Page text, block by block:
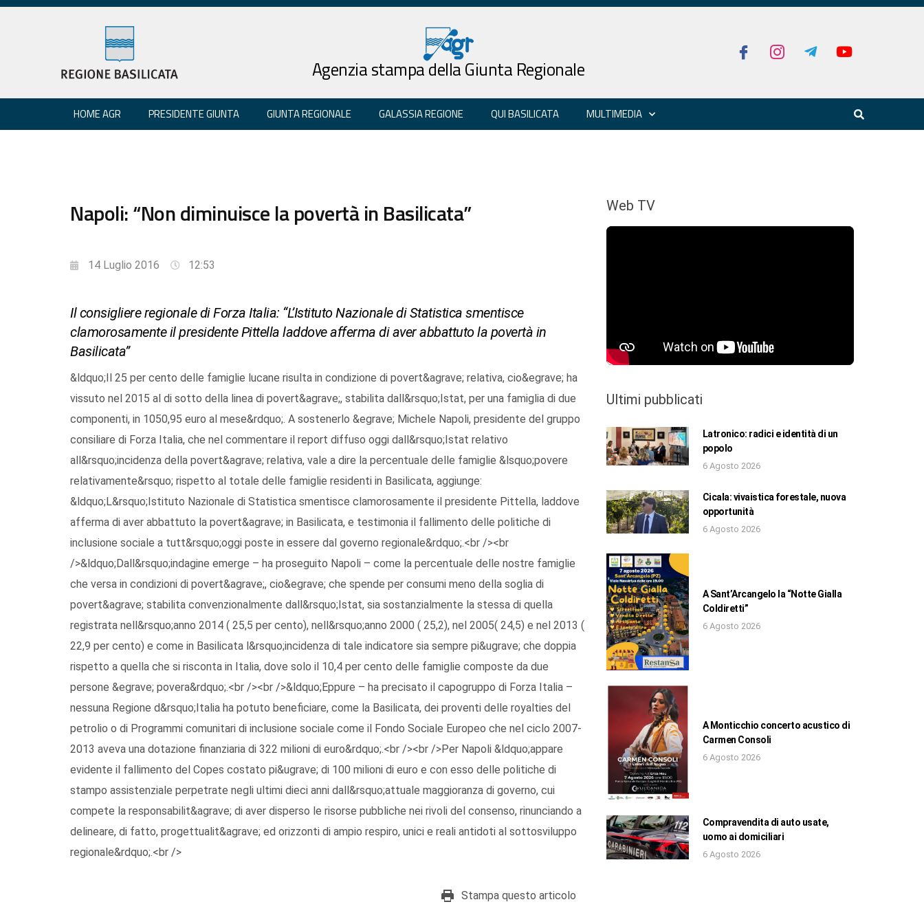
Agenzia stampa della Giunta Regionale
HOME AGR PRESIDENTE GIUNTA GIUNTA REGIONALE GALASSIA REGIONE QUI BASILICATA MULTIMEDIA
Napoli: “Non diminuisce la povertà in Basilicata”
14 Luglio 2016 12:53
Il consigliere regionale di Forza Italia: “L’Istituto Nazionale di Statistica smentisce
clamorosamente il presidente Pittella laddove afferma di aver abbattuto la povertà in
Basilicata”
&ldquo;Il 25 per cento delle famiglie lucane risulta in condizione di povert&agrave; relativa, cio&egrave; ha
vissuto nel 2015 al di sotto della linea di povert&agrave;, stabilita dall&rsquo;Istat, per una famiglia di due
componenti, in 1050,95 euro al mese&rdquo;. A sostenerlo &egrave; Michele Napoli, presidente del gruppo
consiliare di Forza Italia, che nel commentare il report diffuso oggi dall&rsquo;Istat relativo
all&rsquo;incidenza della povert&agrave; relativa, vale a dire la percentuale delle famiglie &lsquo;povere
relativamente&rsquo; rispetto al totale delle famiglie residenti in Basilicata, aggiunge:
&ldquo;L&rsquo;Istituto Nazionale di Statistica smentisce clamorosamente il presidente Pittella, laddove
afferma di aver abbattuto la povert&agrave; in Basilicata, e testimonia il fallimento delle politiche di
inclusione sociale a tutt&rsquo;oggi poste in essere dal governo regionale&rdquo;.<br /><br
/>&ldquo;Dall&rsquo;indagine emerge – ha proseguito Napoli – come la percentuale delle nostre famiglie
che versa in condizioni di povert&agrave;, cio&egrave; che spende per consumi meno della soglia di
povert&agrave; stabilita convenzionalmente dall&rsquo;Istat, sia sostanzialmente la stessa di quella
registrata nell&rsquo;anno 2014 ( 25,5 per cento), nell&rsquo;anno 2000 ( 25,2), nel 2005( 24,5) e nel 2013 (
22,9 per cento) e come in Basilicata l&rsquo;incidenza di tale indicatore sia sempre pi&ugrave; che doppia
rispetto a quella che si risconta in Italia, dove solo il 10,4 per cento delle famiglie composte da due
persone &egrave; povera&rdquo;.<br /><br />&ldquo;Eppure – ha precisato il capogruppo di Forza Italia –
nessuna Regione d&rsquo;Italia ha potuto beneficiare, come la Basilicata, dei proventi delle royalties del
petrolio o di Programmi comunitari di inclusione sociale come il Fondo Sociale Europeo che nel ciclo 2007-
2013 aveva una dotazione finanziaria di 322 milioni di euro&rdquo;.<br /><br />Per Napoli &ldquo;appare
evidente il fallimento del Copes costato pi&ugrave; di 100 milioni di euro e con esso delle politiche di
stampo assistenziale perpetrate negli ultimi dieci anni dall&rsquo;attuale maggioranza di governo, cui
compete la responsabilit&agrave; di aver disperso le risorse pubbliche nei rivoli del consenso, rinunciando a
delineare, di fatto, progettualit&agrave; ed orizzonti di ampio respiro, unici e reali antidoti al sottosviluppo
regionale&rdquo;.<br />
Stampa questo articolo
Web TV
Ultimi pubblicati
Latronico: radici e identità di un
popolo
6 Agosto 2026
Cicala: vivaistica forestale, nuova
opportunità
6 Agosto 2026
A Sant’Arcangelo la “Notte Gialla
Coldiretti”
6 Agosto 2026
A Monticchio concerto acustico di
Carmen Consoli
6 Agosto 2026
Compravendita di auto usate,
uomo ai domiciliari
6 Agosto 2026